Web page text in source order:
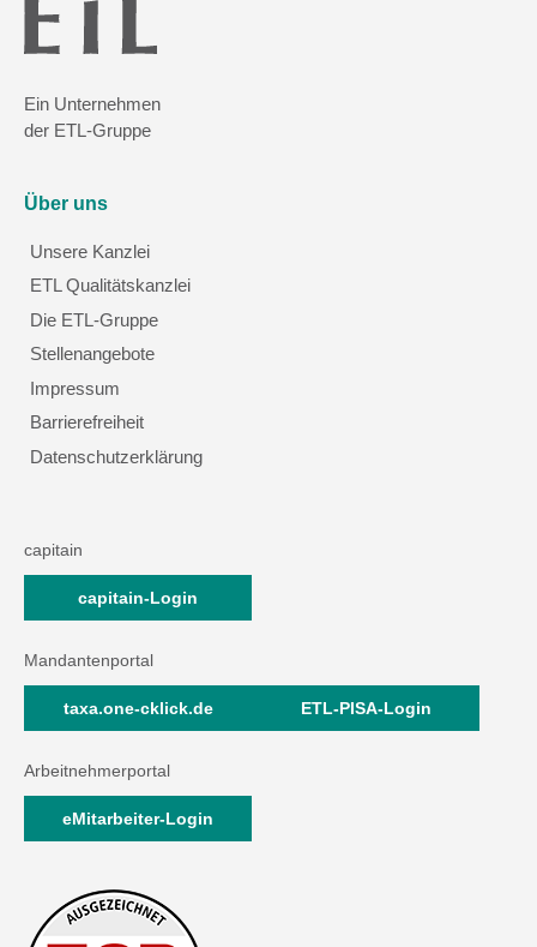
Ein Unternehmen
der ETL-Gruppe
Über uns
Unsere Kanzlei
ETL Qualitätskanzlei
Die ETL-Gruppe
Stellenangebote
Impressum
Barrierefreiheit
Datenschutzerklärung
capitain
capitain-Login
Mandantenportal
taxa.one-cklick.de ETL-PISA-Login
Arbeitnehmerportal
eMitarbeiter-Login